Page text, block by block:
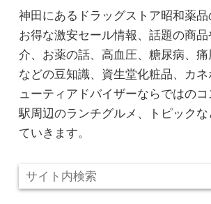
神田にあるドラッグストア昭和薬品
お得な激安セール情報、話題の商
介、お薬の話、高血圧、糖尿病、痛
などの豆知識、資生堂化粧品、カ
ューティアドバイザーならではのコ
駅周辺のランチグルメ、トピック
ていきます。